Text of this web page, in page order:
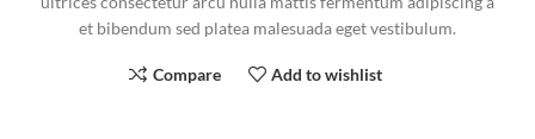
et bibendum sed platea malesuada eget vestibulum.
Compare Add to wishlist